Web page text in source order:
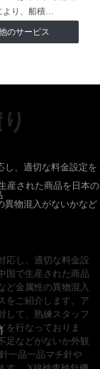
より、船積…
のサービス
し、適切な料金設定を
産された商品を日本の
異物混入がないかなど
応し、適切な料金設
国で生産された商品
ど金属性の異物混入
をご紹介します。ア
して、熟練スタッフ
を行なっておりま
足などがないか外観
一品一品マチ針や